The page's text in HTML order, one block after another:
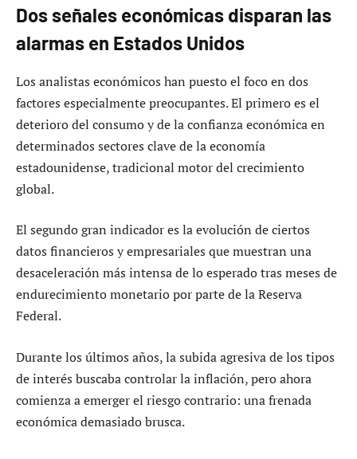
Dos señales económicas disparan las
alarmas en Estados Unidos
Los analistas económicos han puesto el foco en dos
factores especialmente preocupantes. El primero es el
deterioro del consumo y de la confianza económica en
determinados sectores clave de la economía
estadounidense, tradicional motor del crecimiento
global.
El segundo gran indicador es la evolución de ciertos
datos financieros y empresariales que muestran una
desaceleración más intensa de lo esperado tras meses de
endurecimiento monetario por parte de la Reserva
Federal.
Durante los últimos años, la subida agresiva de los tipos
de interés buscaba controlar la inflación, pero ahora
comienza a emerger el riesgo contrario: una frenada
económica demasiado brusca.